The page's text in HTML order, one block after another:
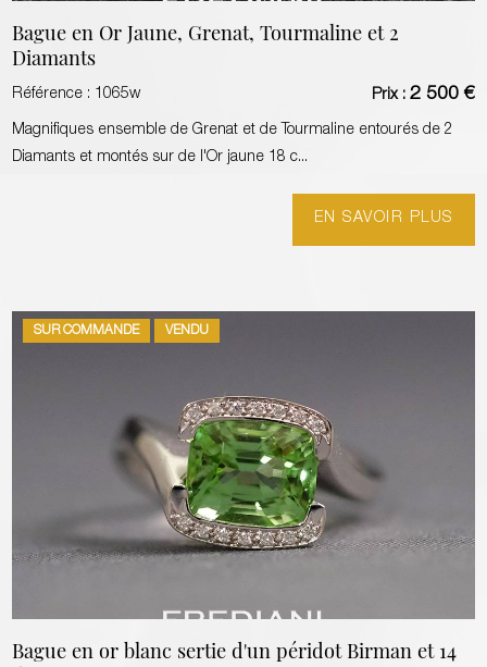
Bague en Or Jaune, Grenat, Tourmaline et 2
Diamants
Référence : 1065w Prix : 2 500 €
Magnifiques ensemble de Grenat et de Tourmaline entourés de 2
Diamants et montés sur de l'Or jaune 18 c...
EN SAVOIR PLUS
SUR COMMANDE VENDU
Bague en or blanc sertie d'un péridot Birman et 14